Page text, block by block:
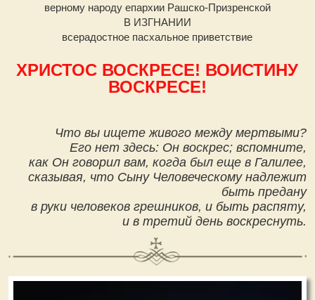
верному народу епархии Рашско-Призренской
В ИЗГНАНИИ
всерадостное пасхальное приветствие
ХРИСТОС ВОСКРЕСЕ! ВОИСТИНУ
ВОСКРЕСЕ!
Что вы ищете живого между мертвыми?
Его нет здесь: Он воскрес; вспомните,
как Он говорил вам, когда был еще в Галилее,
сказывая, что Сыну Человеческому надлежит
быть предану
в руки человеков грешников, и быть распяту,
и в третий день воскреснуть.